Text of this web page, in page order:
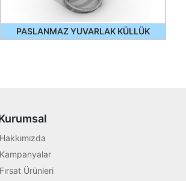
PASLANMAZ YUVARLAK KÜLLÜK
Hakkımızda
Kampanyalar
Fırsat Ürünleri